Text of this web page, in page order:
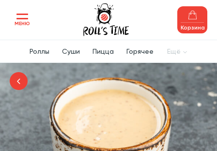
МЕНЮ
Корзина
Роллы Суши Пицца Горячее Ещё